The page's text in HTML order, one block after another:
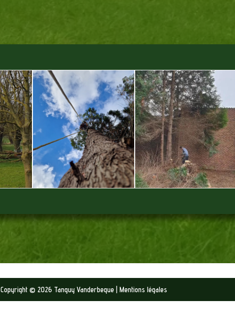
Copyright © 2026 Tanguy Vanderbeque | Mentions légales